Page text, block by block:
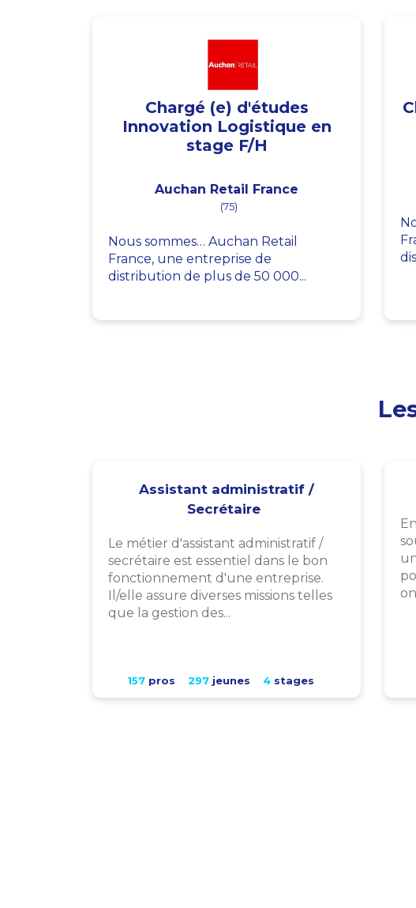
Chargé (e) d'études
Innovation Logistique en
stage F/H
Auchan Retail France
(75)
Nous sommes… Auchan Retail
France, une entreprise de
distribution de plus de 50 000...
Assistant administratif /
Secrétaire
Le métier d'assistant administratif /
secrétaire est essentiel dans le bon
fonctionnement d'une entreprise.
Il/elle assure diverses missions telles
que la gestion des...
157pros 297jeunes 4stages